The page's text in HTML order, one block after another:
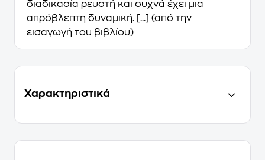
διαδικασία ρευστή και συχνά έχει μια
απρόβλεπτη δυναμική. [...] (από την
εισαγωγή του βιβλίου)
Χαρακτηριστικά